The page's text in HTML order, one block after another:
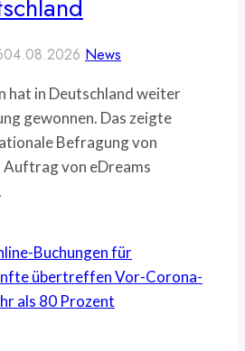
04.08.2026 News
hat in Deutschland weiter
gewonnen. Das zeigte
Befragung von
Auftrag von eDreams